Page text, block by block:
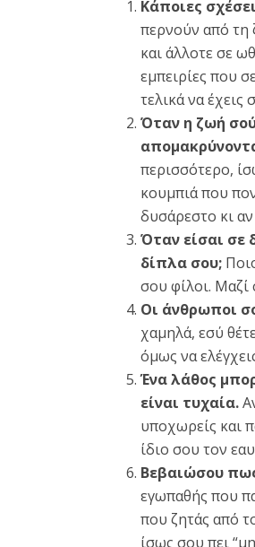
Κάποιες
περνούν από τη
και άλλοτε σε
εμπειρίες που
τελικά να έχεις
Όταν η ζωή
περισσότερο,
κουμπιά που
δυσάρεστο κι αν
Όταν είσαι σε
δίπλα σου;
σου φίλοι. Μαζί
Οι άνθρωποι
χαμηλά, εσύ
όμως να
Ένα λάθος
είναι τυχαία.
υποχωρείς και
ίδιο σου τον
Βεβαιώσου
εγωπαθής που
που ζητάς από
ίσως σου πει